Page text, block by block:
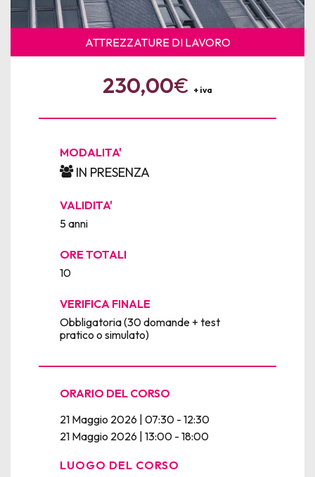
ATTREZZATURE DI LAVORO
230,00€ + iva
MODALITA'
IN PRESENZA
VALIDITA'
5 anni
ORE TOTALI
10
VERIFICA FINALE
Obbligatoria (30 domande + test
pratico o simulato)
ORARIO DEL CORSO
21 Maggio 2026 | 07:30 - 12:30
21 Maggio 2026 | 13:00 - 18:00
LUOGO DEL CORSO